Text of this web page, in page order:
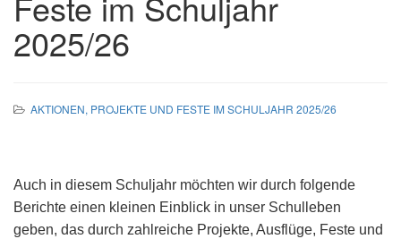
2025/26
AKTIONEN, PROJEKTE UND FESTE IM SCHULJAHR 2025/26
Auch in diesem Schuljahr möchten wir durch folgende
Berichte einen kleinen Einblick in unser Schulleben
geben, das durch zahlreiche Projekte, Ausflüge, Feste und